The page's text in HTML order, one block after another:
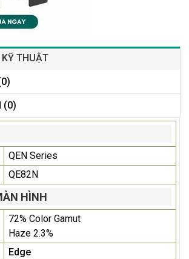
KỸ THUẬT
(0)
QEN Series
QE82N
HÌNH
72% Color Gamut
Haze 2.3%
Edge